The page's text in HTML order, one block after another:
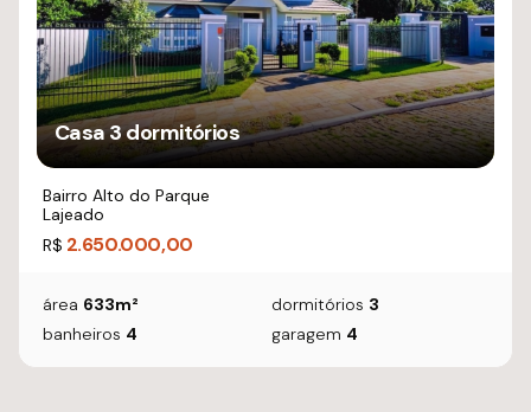
Casa 3 dormitórios
Bairro Alto do Parque
Lajeado
R$ 2.650.000,00
área 633m² dormitórios 3
banheiros 4 garagem 4